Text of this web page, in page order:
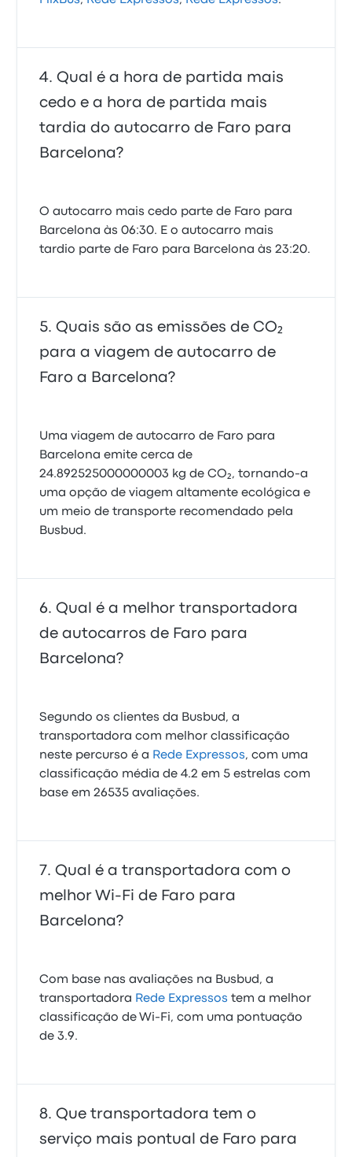
Qual é a hora de partida mais
cedo e a hora de partida mais
tardia do autocarro de Faro para
Barcelona?
O autocarro mais cedo parte de Faro para
Barcelona às 06:30. E o autocarro mais
tardio parte de Faro para Barcelona às 23:20.
Quais são as emissões de CO₂
para a viagem de autocarro de
Faro a Barcelona?
Uma viagem de autocarro de Faro para
Barcelona emite cerca de
24.892525000000003 kg de CO₂, tornando-a
uma opção de viagem altamente ecológica e
um meio de transporte recomendado pela
Busbud.
Qual é a melhor transportadora
de autocarros de Faro para
Barcelona?
Segundo os clientes da Busbud, a
transportadora com melhor classificação
neste percurso é a Rede Expressos, com uma
classificação média de 4.2 em 5 estrelas com
base em 26535 avaliações.
Qual é a transportadora com o
melhor Wi-Fi de Faro para
Barcelona?
Com base nas avaliações na Busbud, a
transportadora Rede Expressos tem a melhor
classificação de Wi‑Fi, com uma pontuação
de 3.9.
Que transportadora tem o
serviço mais pontual de Faro para